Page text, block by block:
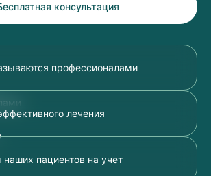
профессионалами
лечения
пациентов на учет
консультация